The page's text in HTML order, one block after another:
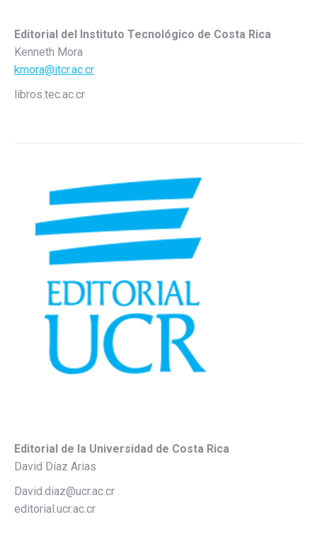
Editorial del Instituto Tecnológico de Costa Rica
Kenneth Mora
kmora@itcr.ac.cr
libros.tec.ac.cr
Editorial de la Universidad de Costa Rica
David Díaz Arias
David.diaz@ucr.ac.cr
editorial.ucr.ac.cr